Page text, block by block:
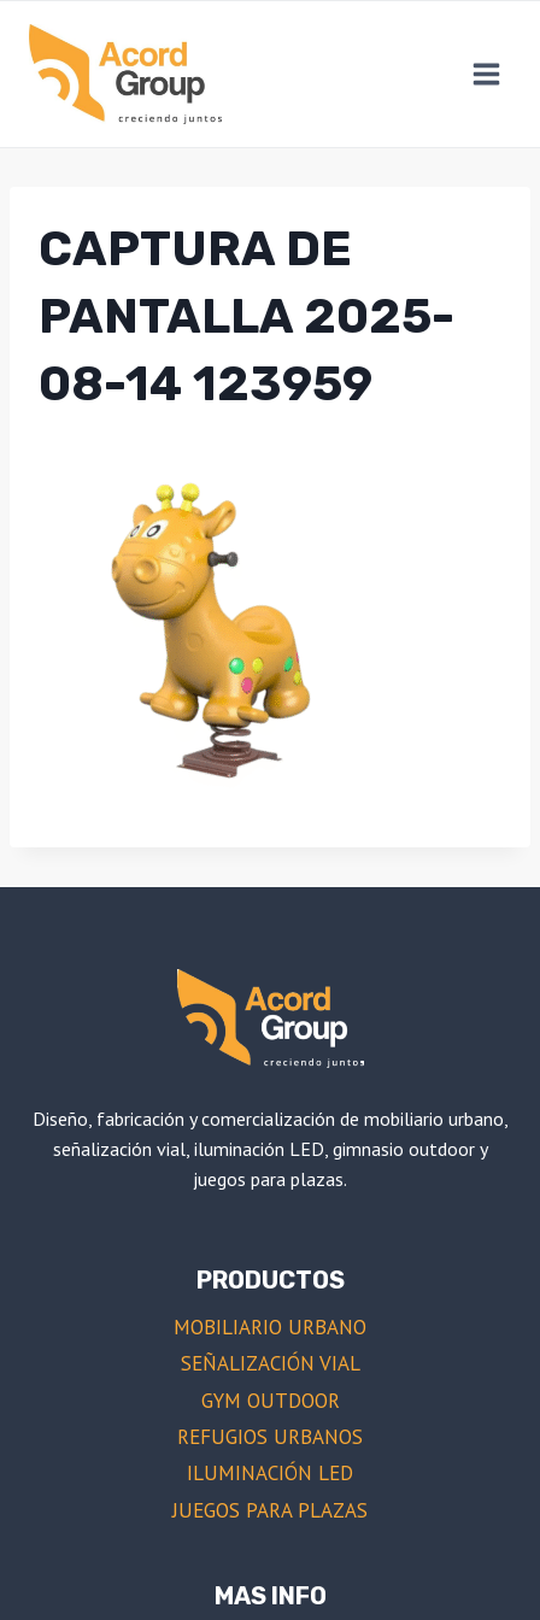
content
CAPTURA DE
PANTALLA 2025-
08-14 123959
Diseño, fabricación y comercialización de mobiliario urbano,
señalización vial, iluminación LED, gimnasio outdoor y
juegos para plazas.
PRODUCTOS
MOBILIARIO URBANO
SEÑALIZACIÓN VIAL
GYM OUTDOOR
REFUGIOS URBANOS
ILUMINACIÓN LED
JUEGOS PARA PLAZAS
MAS INFO